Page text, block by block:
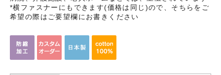
*横ファスナーにもできます(価格は同じ)ので、そちらをご
希望の際はご要望欄にお書きください